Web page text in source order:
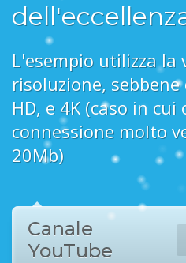
L'esempio utilizza la
risoluzione,
HD, e 4K (caso in cui
connessione molto
20Mb)
Canale
YouTube